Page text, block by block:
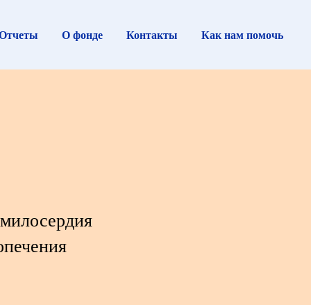
О фонде Контакты Как нам помочь